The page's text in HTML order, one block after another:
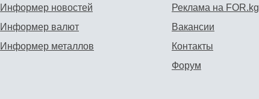
Информер новостей
Информер валют
Информер металлов
Реклама на FOR.kg
Вакансии
Контакты
Форум